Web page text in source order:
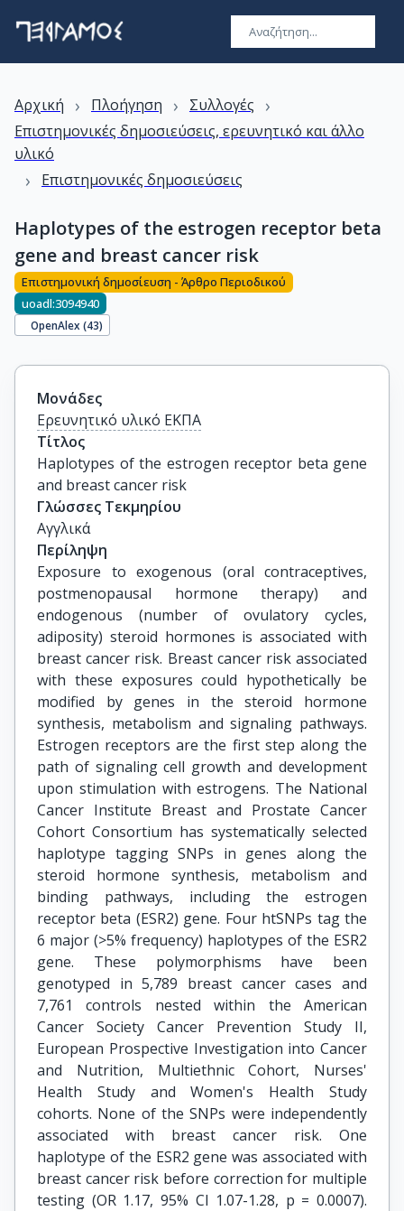
Αρχική › Πλοήγηση › Συλλογές ›
Επιστημονικές δημοσιεύσεις, ερευνητικό και άλλο
υλικό
› Επιστημονικές δημοσιεύσεις
Haplotypes of the estrogen receptor beta
gene and breast cancer risk
Επιστημονική δημοσίευση - Άρθρο Περιοδικού
uoadl:3094940
OpenAlex (43)
Μονάδες
Ερευνητικό υλικό ΕΚΠΑ
Τίτλος
Haplotypes of the estrogen receptor beta gene
and breast cancer risk
Γλώσσες Τεκμηρίου
Αγγλικά
Περίληψη
Exposure to exogenous (oral contraceptives,
postmenopausal hormone therapy) and
endogenous (number of ovulatory cycles,
adiposity) steroid hormones is associated with
breast cancer risk. Breast cancer risk associated
with these exposures could hypothetically be
modified by genes in the steroid hormone
synthesis, metabolism and signaling pathways.
Estrogen receptors are the first step along the
path of signaling cell growth and development
upon stimulation with estrogens. The National
Cancer Institute Breast and Prostate Cancer
Cohort Consortium has systematically selected
haplotype tagging SNPs in genes along the
steroid hormone synthesis, metabolism and
binding pathways, including the estrogen
receptor beta (ESR2) gene. Four htSNPs tag the
6 major (>5% frequency) haplotypes of the ESR2
gene. These polymorphisms have been
genotyped in 5,789 breast cancer cases and
7,761 controls nested within the American
Cancer Society Cancer Prevention Study II,
European Prospective Investigation into Cancer
and Nutrition, Multiethnic Cohort, Nurses'
Health Study and Women's Health Study
cohorts. None of the SNPs were independently
associated with breast cancer risk. One
haplotype of the ESR2 gene was associated with
breast cancer risk before correction for multiple
testing (OR 1.17, 95% CI 1.07-1.28, p = 0.0007).